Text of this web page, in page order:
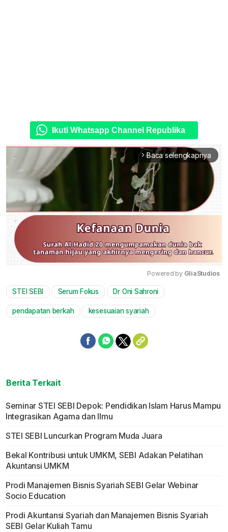
Ikuti Whatsapp Channel Republika
arrow_forward_ios Baca selengkapnya
Powered by GliaStudios
STEI SEBI Serum Fokus Dr Oni Sahroni
pendapatan berkah kesesuaian syariah
Berita Terkait
Seminar STEI SEBI Depok: Pendidikan Islam Harus Mampu
Integrasikan Agama dan Ilmu
STEI SEBI Luncurkan Program Muda Juara
Bekal Kontribusi untuk UMKM, SEBI Adakan Pelatihan
Akuntansi UMKM
Prodi Manajemen Bisnis Syariah SEBI Gelar Webinar
Socio Education
Prodi Akuntansi Syariah dan Manajemen Bisnis Syariah
SEBI Gelar Kuliah Tamu